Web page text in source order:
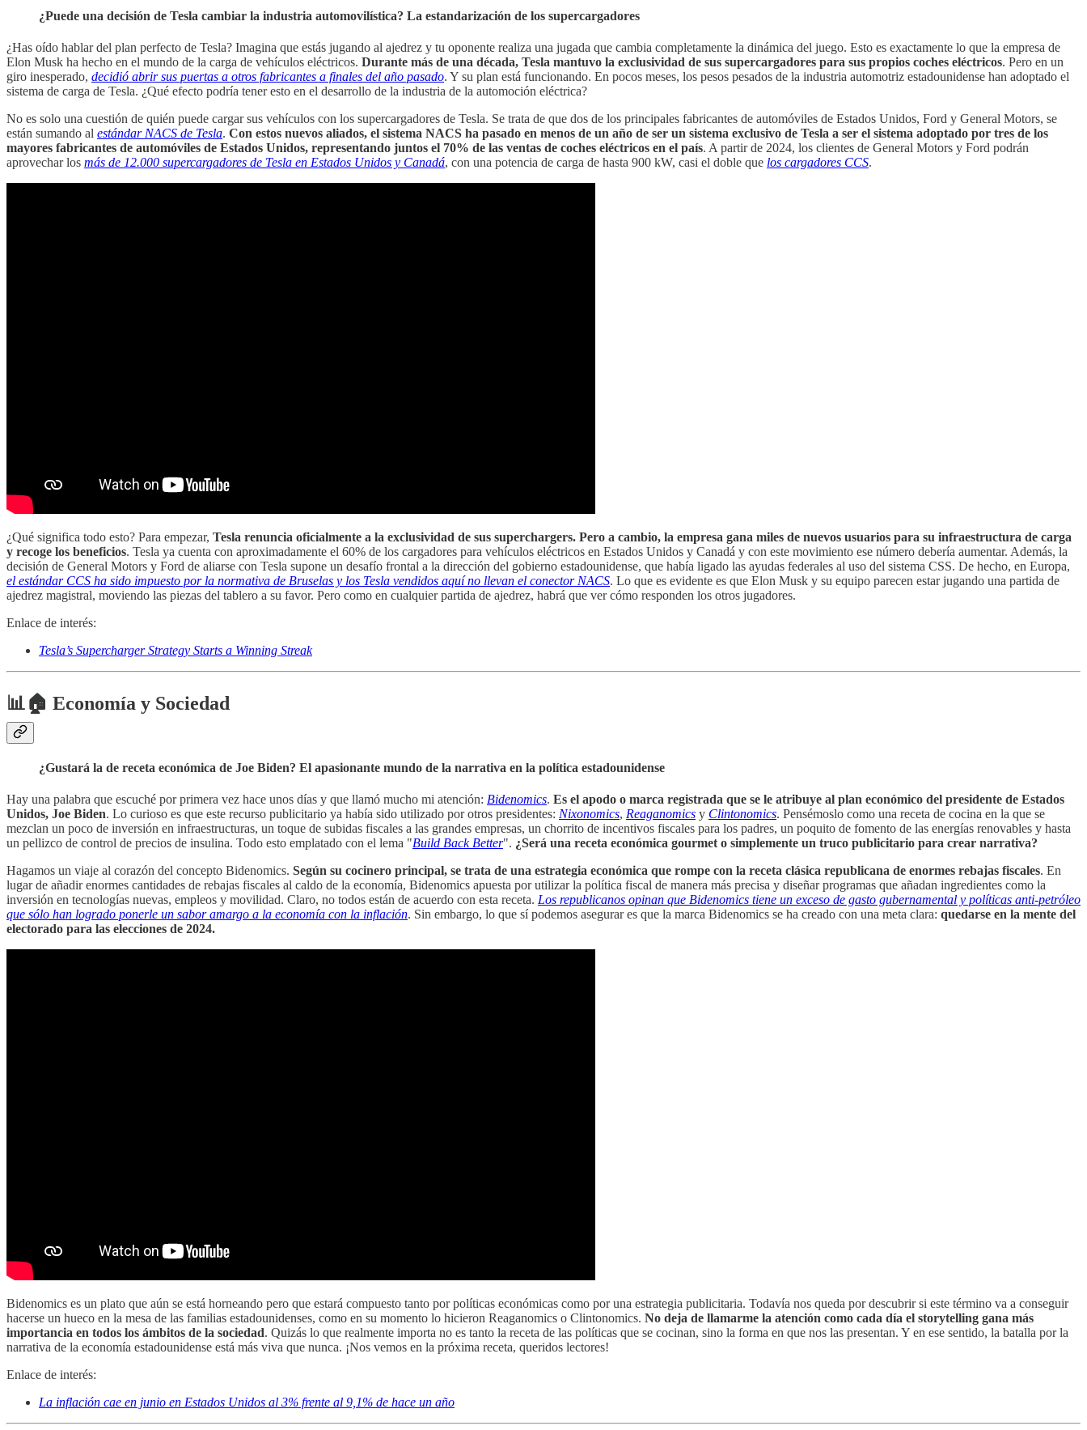
¿Puede una decisión de Tesla cambiar la industria automovilística? La estandarización de los supercargadores
¿Has oído hablar del plan perfecto de Tesla? Imagina que estás jugando al ajedrez y tu oponente realiza una jugada que cambia completamente la dinámica del juego. Esto es exactamente lo que la empresa de
Elon Musk ha hecho en el mundo de la carga de vehículos eléctricos. Durante más de una década, Tesla mantuvo la exclusividad de sus supercargadores para sus propios coches eléctricos. Pero en un
giro inesperado, decidió abrir sus puertas a otros fabricantes a finales del año pasado. Y su plan está funcionando. En pocos meses, los pesos pesados de la industria automotriz estadounidense han adoptado el
sistema de carga de Tesla. ¿Qué efecto podría tener esto en el desarrollo de la industria de la automoción eléctrica?
No es solo una cuestión de quién puede cargar sus vehículos con los supercargadores de Tesla. Se trata de que dos de los principales fabricantes de automóviles de Estados Unidos, Ford y General Motors, se
están sumando al estándar NACS de Tesla. Con estos nuevos aliados, el sistema NACS ha pasado en menos de un año de ser un sistema exclusivo de Tesla a ser el sistema adoptado por tres de los
mayores fabricantes de automóviles de Estados Unidos, representando juntos el 70% de las ventas de coches eléctricos en el país. A partir de 2024, los clientes de General Motors y Ford podrán
aprovechar los más de 12.000 supercargadores de Tesla en Estados Unidos y Canadá, con una potencia de carga de hasta 900 kW, casi el doble que los cargadores CCS.
¿Qué significa todo esto? Para empezar, Tesla renuncia oficialmente a la exclusividad de sus superchargers. Pero a cambio, la empresa gana miles de nuevos usuarios para su infraestructura de carga
y recoge los beneficios. Tesla ya cuenta con aproximadamente el 60% de los cargadores para vehículos eléctricos en Estados Unidos y Canadá y con este movimiento ese número debería aumentar. Además, la
decisión de General Motors y Ford de aliarse con Tesla supone un desafío frontal a la dirección del gobierno estadounidense, que había ligado las ayudas federales al uso del sistema CSS. De hecho, en Europa,
el estándar CCS ha sido impuesto por la normativa de Bruselas y los Tesla vendidos aquí no llevan el conector NACS. Lo que es evidente es que Elon Musk y su equipo parecen estar jugando una partida de
ajedrez magistral, moviendo las piezas del tablero a su favor. Pero como en cualquier partida de ajedrez, habrá que ver cómo responden los otros jugadores.
Enlace de interés:
Tesla’s Supercharger Strategy Starts a Winning Streak
📊🏠 Economía y Sociedad
¿Gustará la de receta económica de Joe Biden? El apasionante mundo de la narrativa en la política estadounidense
Hay una palabra que escuché por primera vez hace unos días y que llamó mucho mi atención: Bidenomics. Es el apodo o marca registrada que se le atribuye al plan económico del presidente de Estados
Unidos, Joe Biden. Lo curioso es que este recurso publicitario ya había sido utilizado por otros presidentes: Nixonomics, Reaganomics y Clintonomics. Pensémoslo como una receta de cocina en la que se
mezclan un poco de inversión en infraestructuras, un toque de subidas fiscales a las grandes empresas, un chorrito de incentivos fiscales para los padres, un poquito de fomento de las energías renovables y hasta
un pellizco de control de precios de insulina. Todo esto emplatado con el lema "Build Back Better". ¿Será una receta económica gourmet o simplemente un truco publicitario para crear narrativa?
Hagamos un viaje al corazón del concepto Bidenomics. Según su cocinero principal, se trata de una estrategia económica que rompe con la receta clásica republicana de enormes rebajas fiscales. En
lugar de añadir enormes cantidades de rebajas fiscales al caldo de la economía, Bidenomics apuesta por utilizar la política fiscal de manera más precisa y diseñar programas que añadan ingredientes como la
inversión en tecnologías nuevas, empleos y movilidad. Claro, no todos están de acuerdo con esta receta. Los republicanos opinan que Bidenomics tiene un exceso de gasto gubernamental y políticas anti-petróleo
que sólo han logrado ponerle un sabor amargo a la economía con la inflación. Sin embargo, lo que sí podemos asegurar es que la marca Bidenomics se ha creado con una meta clara: quedarse en la mente del
electorado para las elecciones de 2024.
Bidenomics es un plato que aún se está horneando pero que estará compuesto tanto por políticas económicas como por una estrategia publicitaria. Todavía nos queda por descubrir si este término va a conseguir
hacerse un hueco en la mesa de las familias estadounidenses, como en su momento lo hicieron Reaganomics o Clintonomics. No deja de llamarme la atención como cada día el storytelling gana más
importancia en todos los ámbitos de la sociedad. Quizás lo que realmente importa no es tanto la receta de las políticas que se cocinan, sino la forma en que nos las presentan. Y en ese sentido, la batalla por la
narrativa de la economía estadounidense está más viva que nunca. ¡Nos vemos en la próxima receta, queridos lectores!
Enlace de interés:
La inflación cae en junio en Estados Unidos al 3% frente al 9,1% de hace un año